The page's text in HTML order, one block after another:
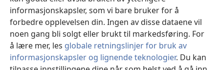
informasjonskapsler, som vi bare bruker for å
forbedre opplevelsen din. Ingen av disse dataene vil
noen gang bli solgt eller brukt til markedsføring. For
å lære mer, les globale retningslinjer for bruk av
informasjonskapsler og lignende teknologier. Du kan
vindu)JW Library ®
Watchtower Library